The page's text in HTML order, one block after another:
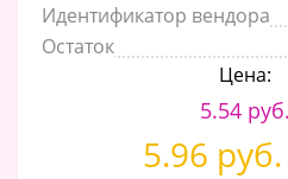
Идентификатор вендора
Остаток
Цена:
5.54 руб.
5.96 руб.